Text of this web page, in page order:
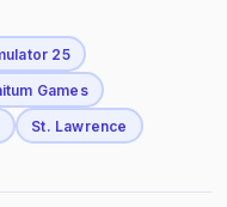
25
Games
St. Lawrence